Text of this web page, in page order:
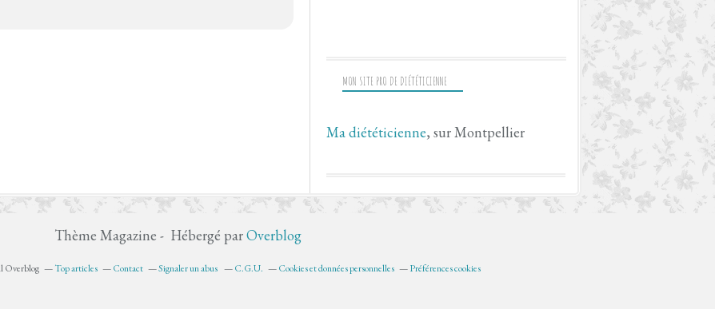
MON SITE PRO DE DIÉTÉTICIENNE
Ma diététicienne, sur Montpellier
Thème Magazine - Hébergé parOverblog
Overblog Top articles Contact Signaler un abus C.G.U. Cookies et données personnelles Préférences cookies